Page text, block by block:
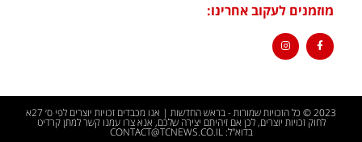
מוזמנים לעקוב אחרינו:
2023 © כל הזכויות שמורות - בראש החדשות | אנו מכבדים זכויות יוצרים לפי ס׳ 27א
לחוק זכויות יוצרים, לכן אם זיהיתם יצירה שלכם, אנא צרו עמנו קשר למתן קרדיט
בדוא"ל: CONTACT@TCNEWS.CO.IL